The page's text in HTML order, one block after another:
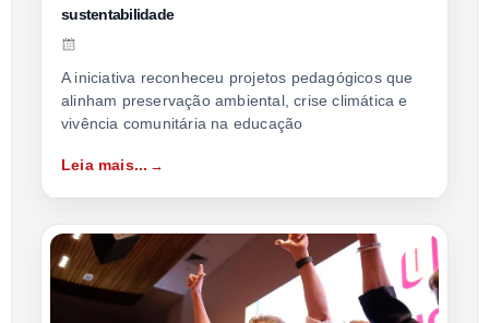
sustentabilidade
A iniciativa reconheceu projetos pedagógicos que
alinham preservação ambiental, crise climática e
vivência comunitária na educação
Leia mais...